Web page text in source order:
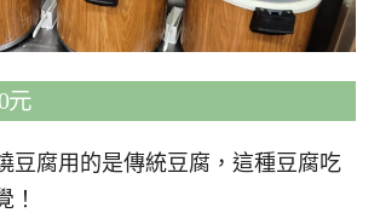
元
豆腐用的是傳統豆腐，這種豆腐吃
！